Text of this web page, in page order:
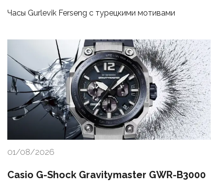
Часы Gurlevik Ferseng с турецкими мотивами
01/08/2026
Casio G-Shock Gravitymaster GWR-B3000